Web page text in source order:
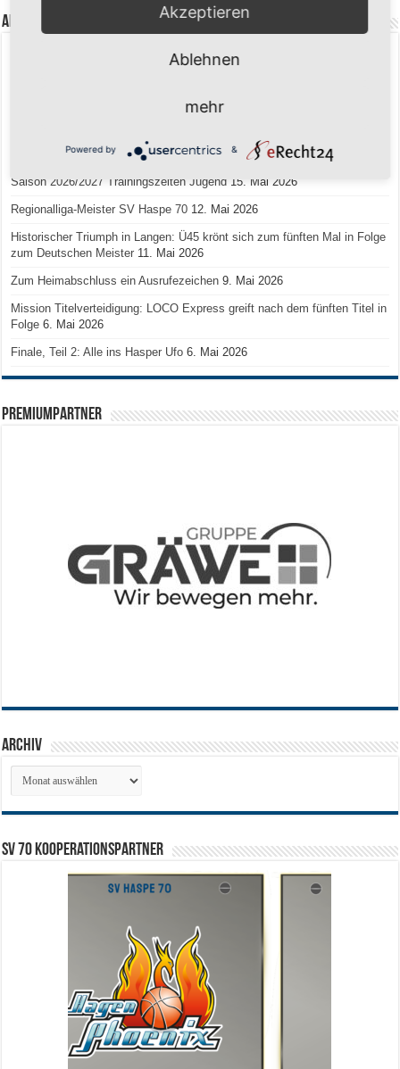
Aktuelle Beiträge
Senioren-Training in den Sommerferien – wir bleiben fit!
Team LOCO Germany wird Vize-Europameister 2026
Reise nach Berlin – 4 Talente aus Hagener Vereinen mit dem WBV
18. Juni 2026
Saison 2026/2027 Trainingszeiten Jugend 15. Mai 2026
Regionalliga-Meister SV Haspe 70 12. Mai 2026
Historischer Triumph in Langen: Ü45 krönt sich zum fünften Mal in Folge
zum Deutschen Meister 11. Mai 2026
Zum Heimabschluss ein Ausrufezeichen 9. Mai 2026
Mission Titelverteidigung: LOCO Express greift nach dem fünften Titel in
Folge 6. Mai 2026
Finale, Teil 2: Alle ins Hasper Ufo 6. Mai 2026
PREMIUMPARTNER
Archiv
Archiv
SV 70 Kooperationspartner
Akzeptieren
Ablehnen
mehr
Powered by &